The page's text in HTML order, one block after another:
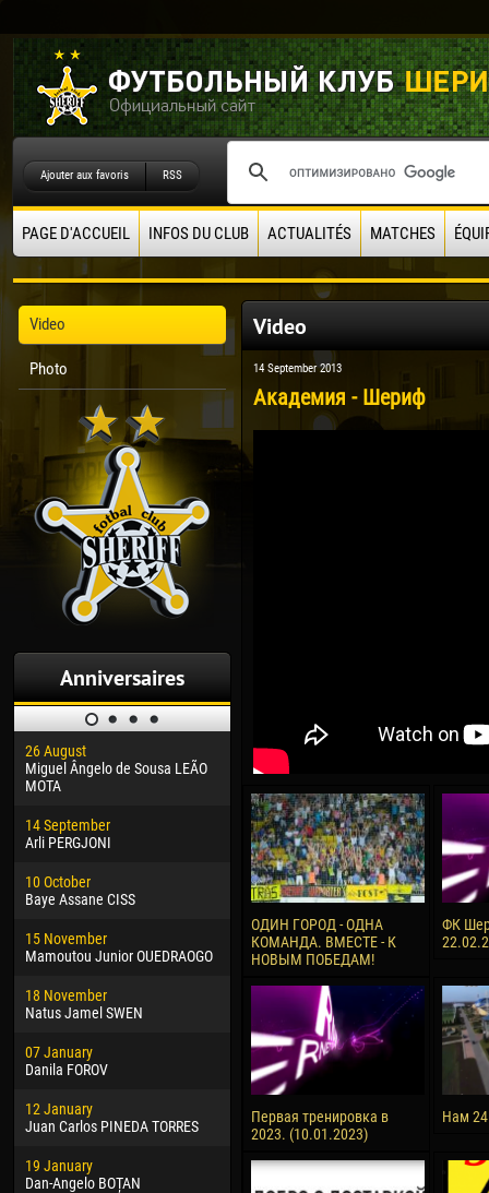
Ajouter aux favoris RSS
PAGE D'ACCUEIL INFOS DU CLUB ACTUALITÉS MATCHES
Video
Photo
Anniversaires
26 August
Miguel Ângelo de Sousa LEÃO
MOTA
14 September
Arli PERGJONI
10 October
Baye Assane CISS
15 November
Mamoutou Junior OUEDRAOGO
18 November
Natus Jamel SWEN
07 January
Danila FOROV
12 January
Juan Carlos PINEDA TORRES
19 January
Dan-Angelo BOȚAN
30 January
Dhoraso Moreo KLAS
24 February
Vladislav COSTIN
02 March
Veaceslav COZMA
09 March
Emmanuel AFETSE
Jayder Moreno ASPRILLA
22 March
Samba KONÉ
26 March
Vitor Hugo Morais de OLIVEIRA
28 March
Raí LOPES DE OLIVEIRA
04
13
15
24
10
15
Jair
Video
14 September 2013
Академия - Шериф
ОДИН ГОРОД - ОДНА
КОМАНДА. ВМЕСТЕ - К
НОВЫМ ПОБЕДАМ!
ФК
Первая тренировка в
2023. (10.01.2023)
Нам